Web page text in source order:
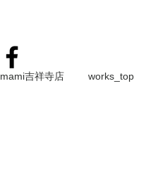
mami吉祥寺店 works_top